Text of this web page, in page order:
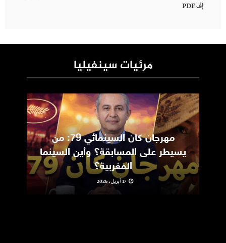
إف PDF
مرئيات سينفيليا
مهرجان كان السينمائي 79: من
يسيطر على المسابقة؟ وأين السينما
المغربية؟
17 أبريل، 2026